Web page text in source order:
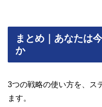
まとめ｜あなたは
か
3つの戦略の使い方を、ス
ます。